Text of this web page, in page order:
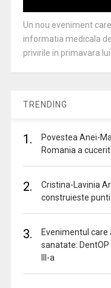
Un nou eveniment
informatia medicala
privirile in primavara lui
TRENDING
1.
Povestea Anei-
Romania a
2.
Cristina-Lavinia
construieste
3.
Evenimentul
sanatate:
III-a